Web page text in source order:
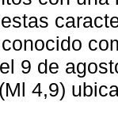
9 de
4,9)